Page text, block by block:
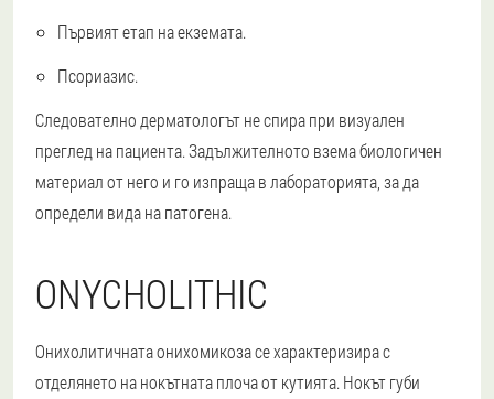
Първият етап на екземата.
Псориазис.
Следователно дерматологът не спира при визуален
преглед на пациента. Задължителното взема биологичен
материал от него и го изпраща в лабораторията, за да
определи вида на патогена.
ONYCHOLITHIC
Онихолитичната онихомикоза се характеризира с
отделянето на нокътната плоча от кутията. Нокът губи